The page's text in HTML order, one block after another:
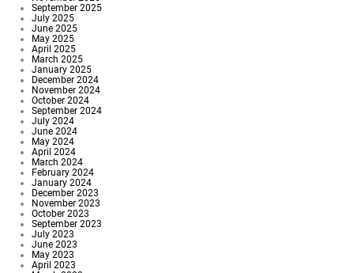
September 2025
July 2025
June 2025
May 2025
April 2025
March 2025
January 2025
December 2024
November 2024
October 2024
September 2024
July 2024
June 2024
May 2024
April 2024
March 2024
February 2024
January 2024
December 2023
November 2023
October 2023
September 2023
July 2023
June 2023
May 2023
April 2023